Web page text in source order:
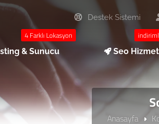
Destek Sistemi
4 Farklı Lokasyon
& Sunucu Seo
Anasayfa